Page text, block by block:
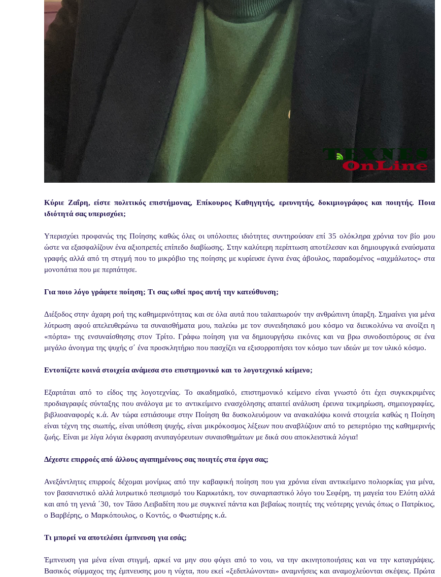
Κύριε Ζαΐρη, είστε πολιτικός επιστήμονας, Επίκουρος Καθηγητής, ερευνητής, δοκιμιογράφος και ποιητής. Ποια
ιδιότητά σας υπερισχύει;
Υπερισχύει προφανώς της Ποίησης καθώς όλες οι υπόλοιπες ιδιότητες συντηρούσαν επί 35 ολόκληρα χρόνια τον βίο μου
ώστε να εξασφαλίζουν ένα αξιοπρεπές επίπεδο διαβίωσης. Στην καλύτερη περίπτωση αποτέλεσαν και δημιουργικά εναύσματα
γραφής αλλά από τη στιγμή που το μικρόβιο της ποίησης με κυρίευσε έγινα ένας άβουλος, παραδομένος «αιχμάλωτος» στα
μονοπάτια που με περπάτησε.
Για ποιο λόγο γράφετε ποίηση; Τι σας ωθεί προς αυτή την κατεύθυνση;
Διέξοδος στην άχαρη ροή της καθημερινότητας και σε όλα αυτά που ταλαιπωρούν την ανθρώπινη ύπαρξη. Σημαίνει για μένα
λύτρωση αφού απελευθερώνω τα συναισθήματα μου, παλεύω με τον συνειδησιακό μου κόσμο να διευκολύνω να ανοίξει η
«πόρτα» της ενσυναίσθησης στον Τρίτο. Γράφω ποίηση για να δημιουργήσω εικόνες και να βρω συνοδοιπόρους σε ένα
μεγάλο άνοιγμα της ψυχής σ΄ ένα προσκλητήριο που πασχίζει να εξισορροπήσει τον κόσμο των ιδεών με τον υλικό κόσμο.
Εντοπίζετε κοινά στοιχεία ανάμεσα στο επιστημονικό και το λογοτεχνικό κείμενο;
Εξαρτάται από το είδος της λογοτεχνίας. Το ακαδημαϊκό, επιστημονικό κείμενο είναι γνωστό ότι έχει συγκεκριμένες
προδιαγραφές σύνταξης που ανάλογα με το αντικείμενο ενασχόλησης απαιτεί ανάλυση έρευνα τεκμηρίωση, σημειογραφίες,
βιβλιοαναφορές κ.ά. Αν τώρα εστιάσουμε στην Ποίηση θα δυσκολευόμουν να ανακαλύψω κοινά στοιχεία καθώς η Ποίηση
είναι τέχνη της σιωπής, είναι υπόθεση ψυχής, είναι μικρόκοσμος λέξεων που αναβλύζουν από το ρεπερτόριο της καθημερινής
ζωής. Είναι με λίγα λόγια έκφραση ανυπαγόρευτων συναισθημάτων με δικά σου αποκλειστικά λόγια!
Δέχεστε επιρροές από άλλους αγαπημένους σας ποιητές στα έργα σας;
Ανεξάντλητες επιρροές δέχομαι μονίμως από την καβαφική ποίηση που για χρόνια είναι αντικείμενο πολιορκίας για μένα,
τον βασανιστικό αλλά λυτρωτικό πεσιμισμό του Καρυωτάκη, τον συναρπαστικό λόγο του Σεφέρη, τη μαγεία του Ελύτη αλλά
και από τη γενιά ΄30, τον Τάσο Λειβαδίτη που με συγκινεί πάντα και βεβαίως ποιητές της νεότερης γενιάς όπως ο Πατρίκιος,
ο Βαρβέρης, ο Μαρκόπουλος, ο Κοντός, ο Φωστιέρης κ.ά.
Τι μπορεί να αποτελέσει έμπνευση για εσάς;
Έμπνευση για μένα είναι στιγμή, αρκεί να μην σου φύγει από το νου, να την ακινητοποιήσεις και να την καταγράψεις.
Βασικός σύμμαχος της έμπνευσης μου η νύχτα, που εκεί «ξεδιπλώνονται» αναμνήσεις και αναμοχλεύονται σκέψεις. Πρώτα